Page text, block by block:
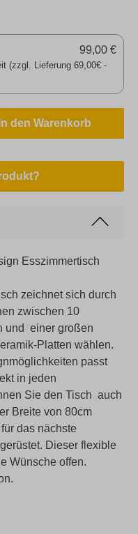
(zzgl. Lieferung 69,00€ -
99,00 €
In den Warenkorb
Esszimmertisch
zeichnet sich durch
zwischen 10
und einer großen
Platten wählen.
passt
in jeden
Sie den Tisch auch
Breite von 80cm
das nächste
Dieser flexible
Wünsche offen.